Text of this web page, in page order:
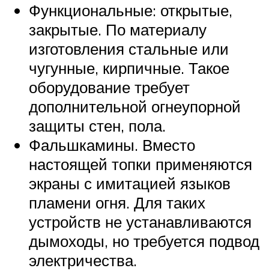
Функциональные: открытые,
закрытые. По материалу
изготовления стальные или
чугунные, кирпичные. Такое
оборудование требует
дополнительной огнеупорной
защиты стен, пола.
Фальшкамины. Вместо
настоящей топки применяются
экраны с имитацией языков
пламени огня. Для таких
устройств не устанавливаются
дымоходы, но требуется подвод
электричества.